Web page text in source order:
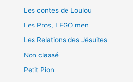
Les contes de Loulou
Les Pros, LEGO men
Les Relations des Jésuites
Non classé
Petit Pion